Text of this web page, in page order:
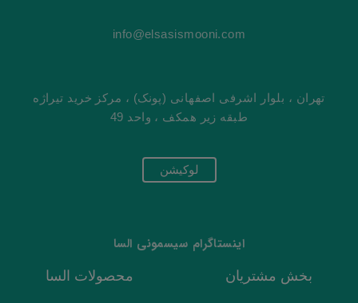
info@elsasismooni.com
تهران ، بلوار اشرفی اصفهانی (پونک) ، مرکز خرید تیراژه
طبقه زیر همکف ، واحد 49
لوکیشن
اینستاگرام سیسمونی السا
بخش مشتریان محصولات السا